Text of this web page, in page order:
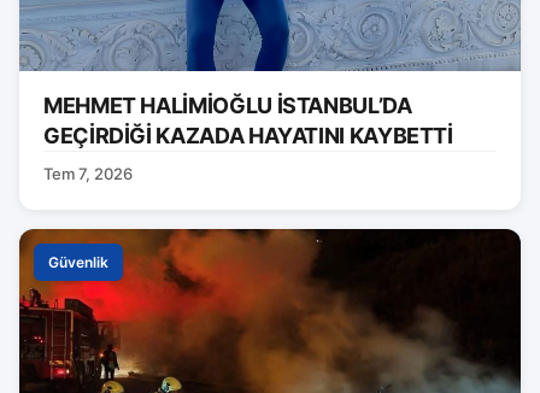
MEHMET HALİMİOĞLU İSTANBUL’DA
GEÇİRDİĞİ KAZADA HAYATINI KAYBETTİ
Tem 7, 2026
Güvenlik